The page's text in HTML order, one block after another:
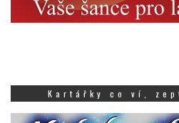
Kartářky co ví,